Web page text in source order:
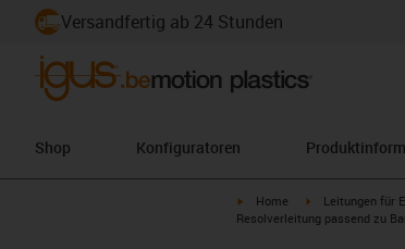
Versandfertig ab 24 Stunden
Shop Konfiguratoren
igus-icon-arrow-right
Home igus-icon-arrow-
Leitungen für
Resolverleitung passend zu